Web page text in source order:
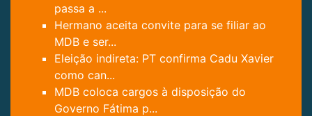
passa a ...
Hermano aceita convite para se filiar ao
MDB e ser...
Eleição indireta: PT confirma Cadu Xavier
como can...
MDB coloca cargos à disposição do
Governo Fátima p...